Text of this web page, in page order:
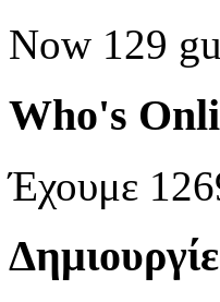
Now 129
Who's
Έχουμε